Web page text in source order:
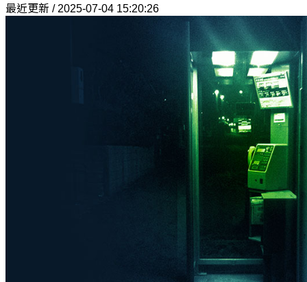
最近更新 / 2025-07-04 15:20:26